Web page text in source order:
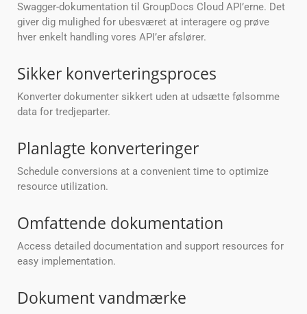
Swagger-dokumentation til GroupDocs Cloud API’erne. Det
giver dig mulighed for ubesværet at interagere og prøve
hver enkelt handling vores API’er afslører.
Sikker konverteringsproces
Konverter dokumenter sikkert uden at udsætte følsomme
data for tredjeparter.
Planlagte konverteringer
Schedule conversions at a convenient time to optimize
resource utilization.
Omfattende dokumentation
Access detailed documentation and support resources for
easy implementation.
Dokument vandmærke